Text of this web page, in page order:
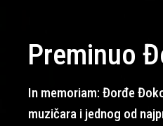
Preminuo
In memoriam: Đorđe
muzičara i jednog od